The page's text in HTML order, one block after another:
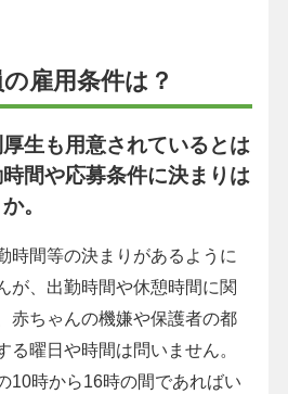
雇用条件は？
生も用意されているとは
間や応募条件に決まりは
。
時間等の決まりがあるように
が、出勤時間や休憩時間に関
赤ちゃんの機嫌や保護者の都
る曜日や時間は問いません。
10時から16時の間であればい